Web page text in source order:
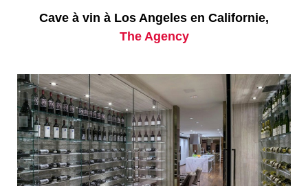
Cave à vin à Los Angeles en Californie,
The Agency